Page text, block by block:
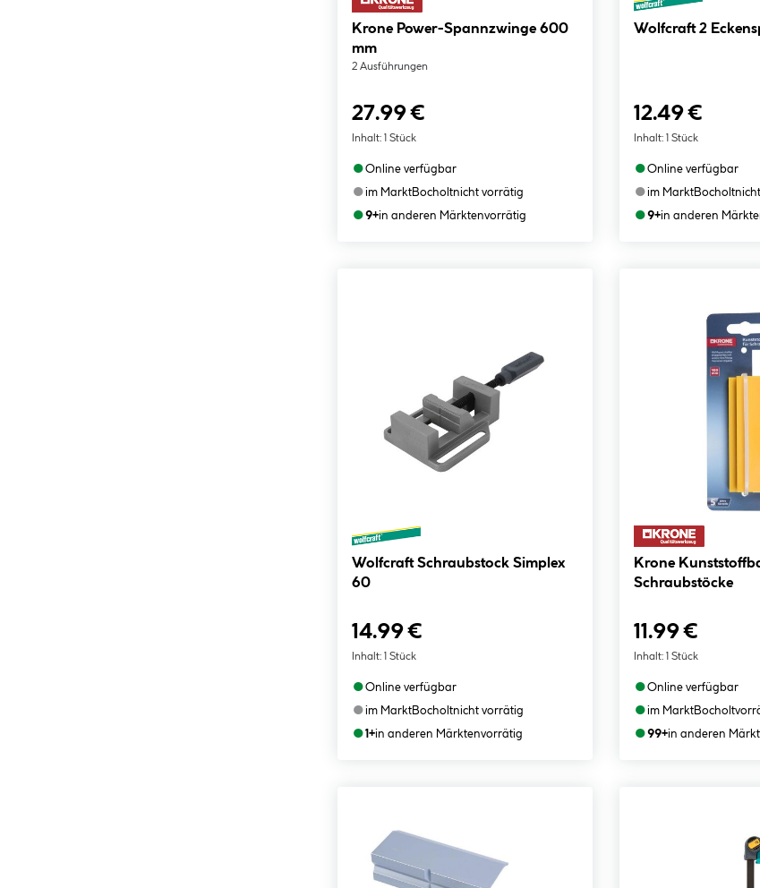
Krone Power-Spannzwinge 600
mm
2 Ausführungen
27.99 €
Inhalt: 1 Stück
●Online verfügbar
●im MarktBocholtnicht vorrätig
●9+in anderen Märktenvorrätig
Wolfcraft 2
12.49 €
Inhalt: 1 Stück
●Online verfügbar
●im MarktBocholt
●9+in anderen
Wolfcraft Schraubstock Simplex
60
14.99 €
Inhalt: 1 Stück
●Online verfügbar
●im MarktBocholtnicht vorrätig
●1+in anderen Märktenvorrätig
Krone
Schraubstöcke
11.99 €
Inhalt: 1 Stück
●Online verfügbar
●im MarktBocholt
●99+in anderen